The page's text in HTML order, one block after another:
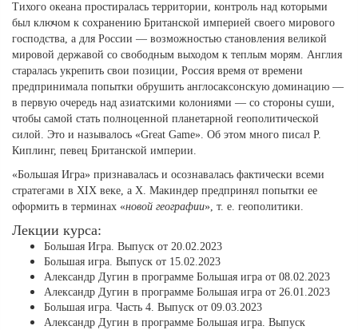
Тихого океана простиралась территории, контроль над которыми
был ключом к сохранению Британской империей своего мирового
господства, а для России — возможностью становления великой
мировой державой со свободным выходом к теплым морям. Англия
старалась укрепить свои позиции, Россия время от времени
предпринимала попытки обрушить англосаксонскую доминацию —
в первую очередь над азиатскими колониями — со стороны суши,
чтобы самой стать полноценной планетарной геополитической
силой. Это и называлось «Great Game». Об этом много писал Р.
Киплинг, певец Британской империи.
«Большая Игра» признавалась и осознавалась фактически всеми
стратегами в XIX веке, а Х. Макиндер предпринял попытки ее
оформить в терминах «новой географии», т. е. геополитики.
Лекции курса:
Большая Игра. Выпуск от 20.02.2023
Большая игра. Выпуск от 15.02.2023
Александр Дугин в программе Большая игра от 08.02.2023
Александр Дугин в программе Большая игра от 26.01.2023
Большая игра. Часть 4. Выпуск от 09.03.2023
Александр Дугин в программе Большая игра. Выпуск